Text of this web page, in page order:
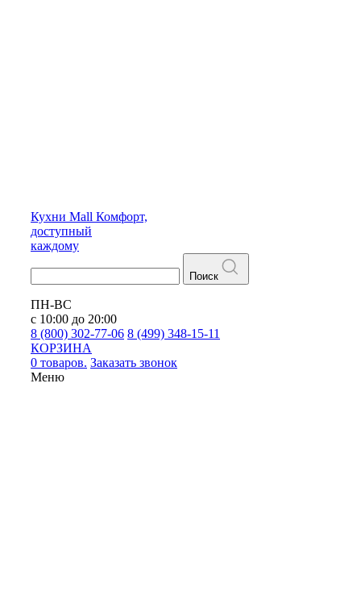
Кухни Mall Комфорт,
доступный
каждому
Поиск
ПН-ВС
с 10:00 до 20:00
8 (800) 302-77-06 8 (499) 348-15-11
КОРЗИНА
0 товаров. Заказать звонок
Меню